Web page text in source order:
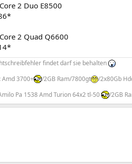
2 Duo E8500
2 Quad Q6600
findet darf sie behalten
Amd 3700+
/2GB Ram/7800gt
/2x80Gb
Pa 1538 Amd Turion 64x2 tl-50
/2GB